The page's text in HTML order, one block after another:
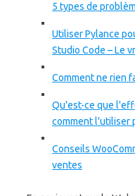
5 types de
Utiliser Pylance
Studio Code – Le
Comment ne rien
Qu'est-ce que
comment l'utiliser
Conseils
ventes